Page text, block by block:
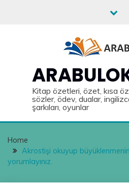
Kitap özetleri, özet, kısa
sözler, ödev, dualar,
şarkıları, oyunlar
Home
Akrostişi okuyup büyüklenmenin
yorumlayınız.